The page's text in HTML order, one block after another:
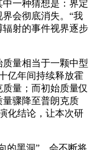
一种猜想是：界定
会彻底消失。“我
射的事件视界逐步
量相当于一颗中型
亿年间持续释放霍
量；而初始质量仅
骤降至普朗克质
化结论，让本次研